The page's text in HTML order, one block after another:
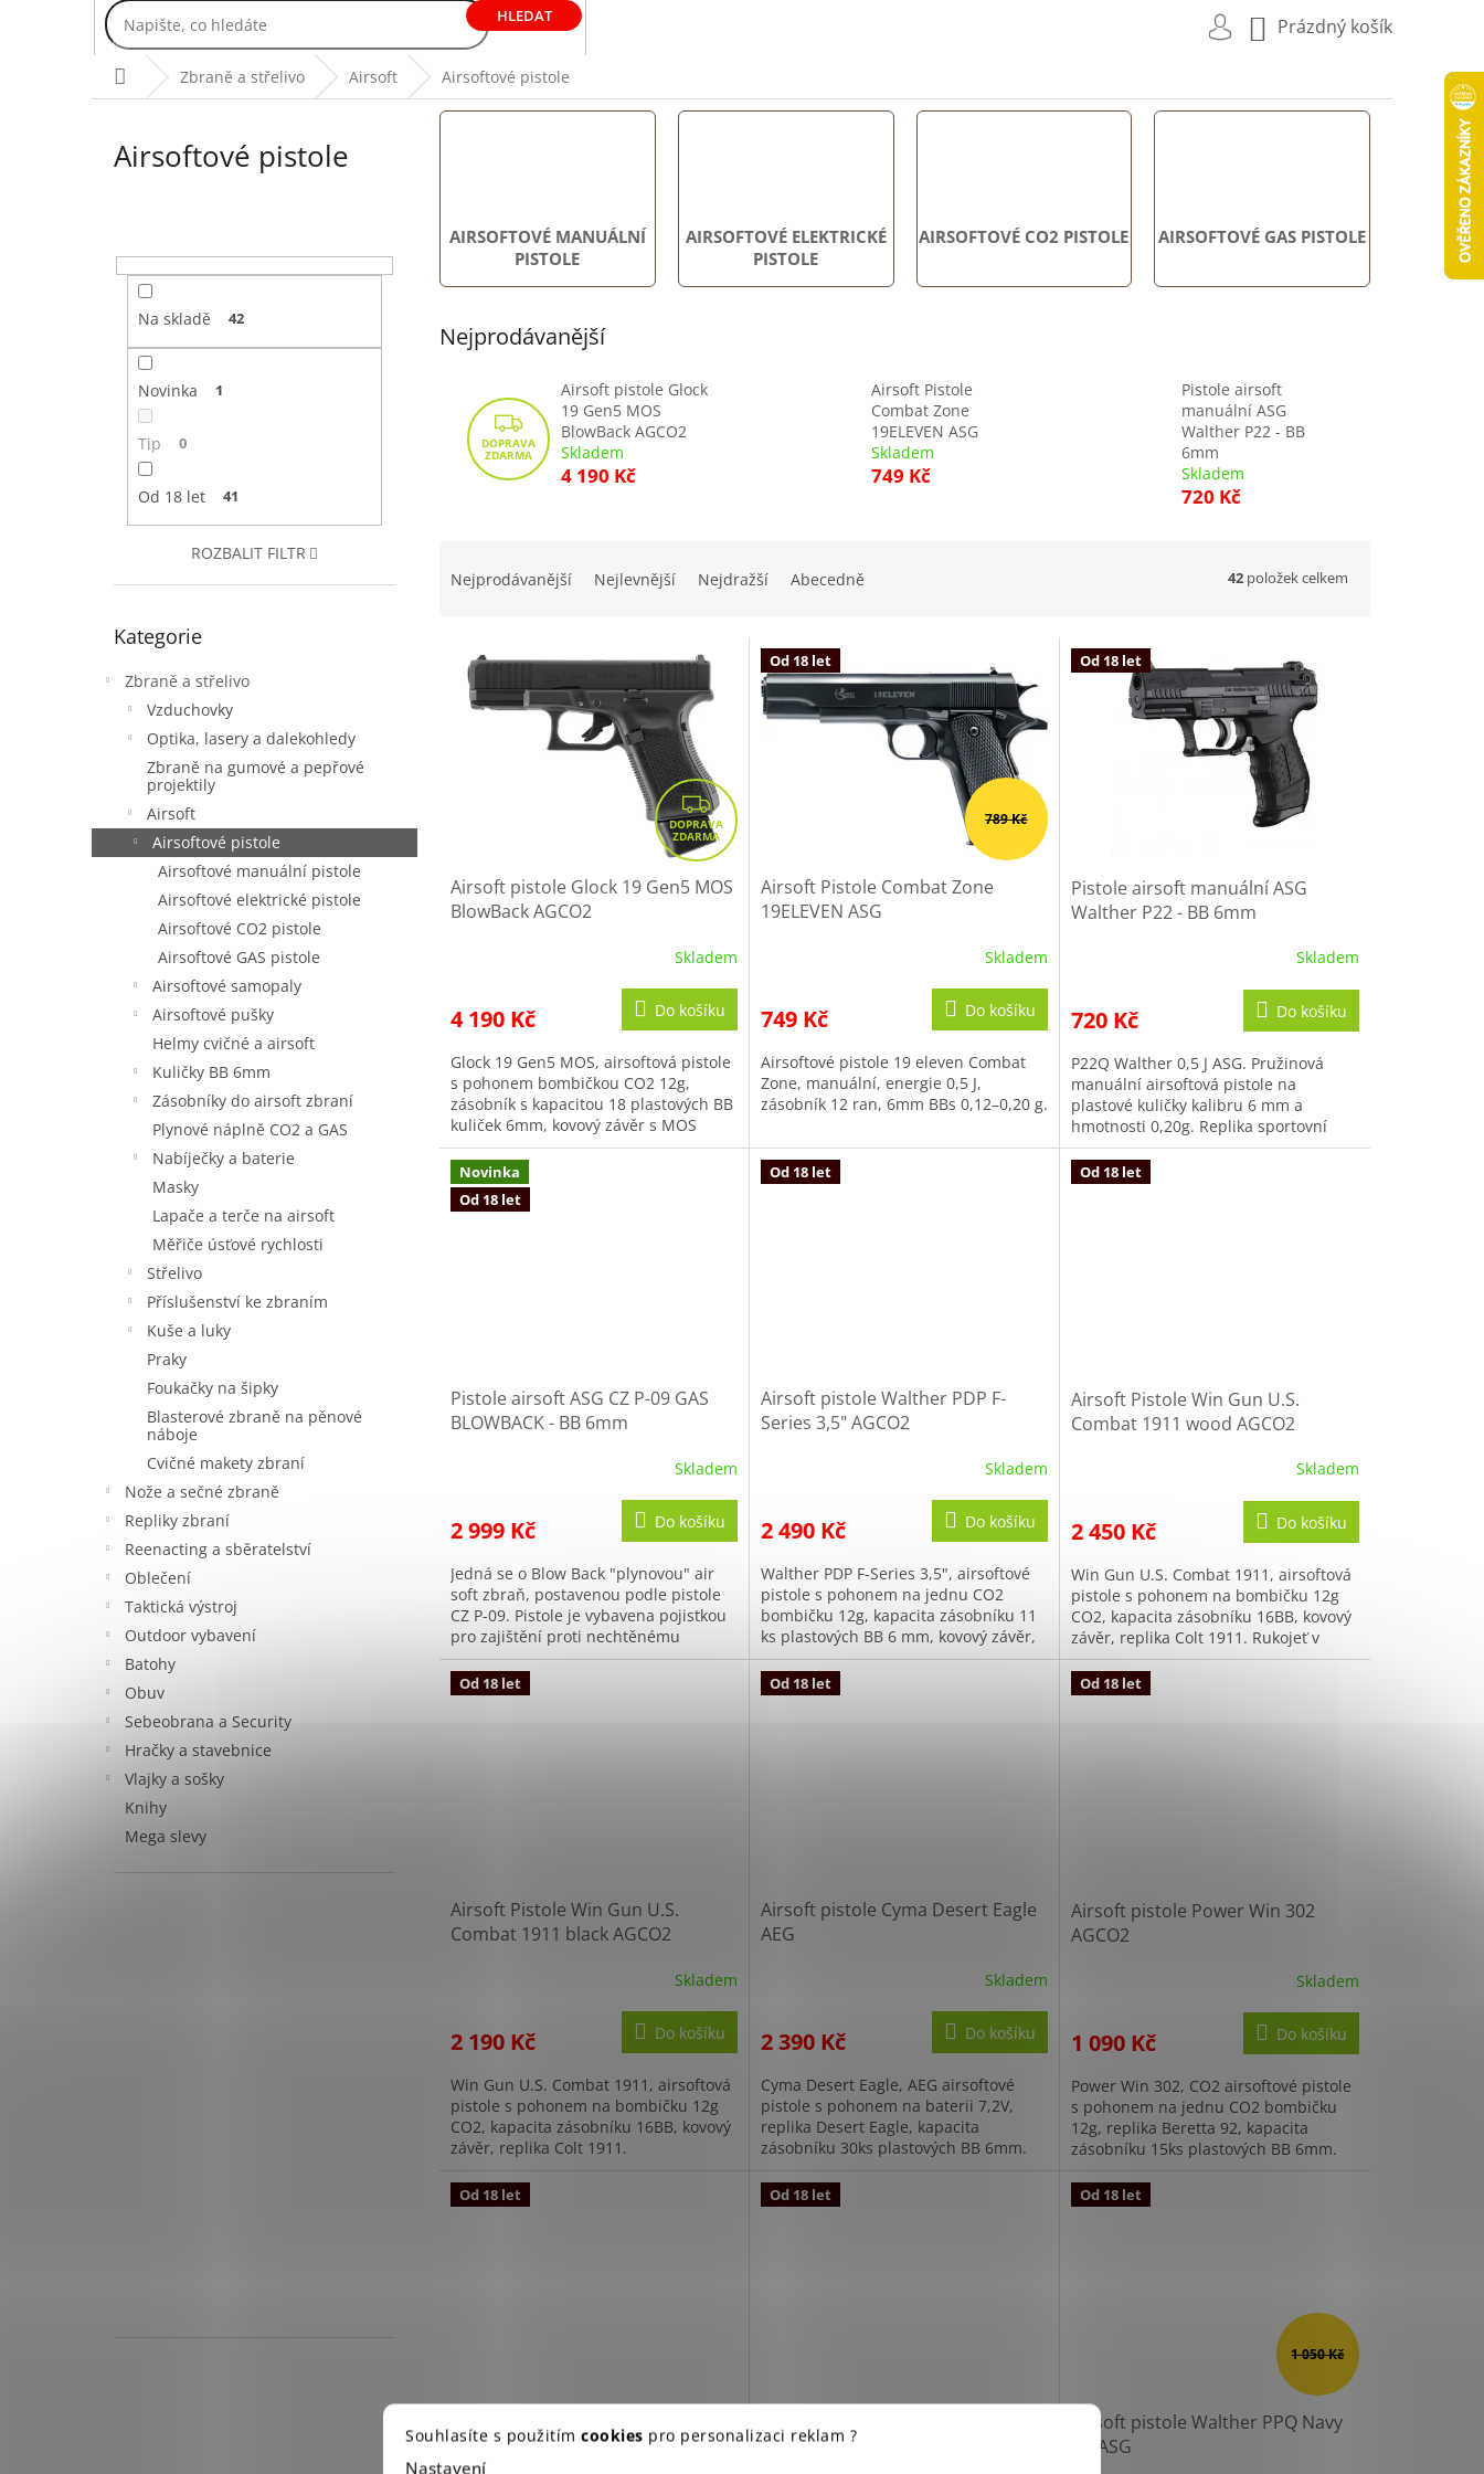
Souhlasíte s použitím cookies pro personalizaci reklam ?
Nastavení
HLEDAT
NÁKUPNÍ
Prázdný košík
Domů Zbraně a střelivo Airsoft Airsoftové pistole
Airsoftové pistole
Na skladě 42
Novinka 1
Tip 0
Od 18 let 41
ROZBALIT FILTR
kategorie
Kategorie
Zbraně a střelivo
Vzduchovky
Optika, lasery a dalekohledy
Zbraně na gumové a pepřové
projektily
Airsoft
Airsoftové pistole
Airsoftové manuální pistole
Airsoftové elektrické pistole
Airsoftové CO2 pistole
Airsoftové GAS pistole
Airsoftové samopaly
Airsoftové pušky
Helmy cvičné a airsoft
Kuličky BB 6mm
Zásobníky do airsoft zbraní
Plynové náplně CO2 a GAS
Nabíječky a baterie
Masky
Lapače a terče na airsoft
Měřiče úsťové rychlosti
Střelivo
Příslušenství ke zbraním
Kuše a luky
Praky
Foukačky na šipky
Blasterové zbraně na pěnové
náboje
Cvičné makety zbraní
Nože a sečné zbraně
Repliky zbraní
Reenacting a sběratelství
Oblečení
Taktická výstroj
Outdoor vybavení
Batohy
Obuv
Sebeobrana a Security
Hračky a stavebnice
Vlajky a sošky
Knihy
Mega slevy
AIRSOFTOVÉ MANUÁLNÍ
PISTOLE
AIRSOFTOVÉ ELEKTRICKÉ
PISTOLE
AIRSOFTOVÉ CO2 PISTOLE AIRSOFTOVÉ GAS PISTOLE
Nejprodávanější
Z
D
A
Airsoft pistole Glock
19 Gen5 MOS
BlowBack AGCO2
Skladem
4 190 Kč
Airsoft Pistole
Combat Zone
19ELEVEN ASG
Skladem
749 Kč
Pistole airsoft
manuální ASG
Walther P22 - BB
6mm
Skladem
720 Kč
Nejprodávanější Nejlevnější Nejdražší Abecedně 42 položek celkem
Z
D
A
R
Airsoft pistole Glock 19 Gen5 MOS
BlowBack AGCO2
Skladem
4 190 Kč Do košíku
Glock 19 Gen5 MOS, airsoftová pistole
s pohonem bombičkou CO2 12g,
zásobník s kapacitou 18 plastových BB
kuliček 6mm, kovový závěr s MOS
přípravou, polymerový...
Od 18 let
789 Kč
Airsoft Pistole Combat Zone
19ELEVEN ASG
je
z
5
hvězdiček.
Skladem
749 Kč Do košíku
Airsoftové pistole 19 eleven Combat
Zone, manuální, energie 0,5 J,
zásobník 12 ran, 6mm BBs 0,12–0,20 g.
Od 18 let
Pistole airsoft manuální ASG
Walther P22 - BB 6mm
Skladem
720 Kč Do košíku
P22Q Walther 0,5 J ASG. Pružinová
manuální airsoftová pistole na
plastové kuličky kalibru 6 mm a
hmotnosti 0,20g. Replika sportovní
pistole P22. Jedinečná svými tvary....
Novinka
Od 18 let
Pistole airsoft ASG CZ P-09 GAS
BLOWBACK - BB 6mm
Skladem
2 999 Kč Do košíku
Jedná se o Blow Back "plynovou" air
soft zbraň, postavenou podle pistole
CZ P-09. Pistole je vybavena pojistkou
pro zajištění proti nechtěnému
výstřelu. Prodejné od 18 let !!!...
Od 18 let
Airsoft pistole Walther PDP F-
Series 3,5" AGCO2
Skladem
2 490 Kč Do košíku
Walther PDP F-Series 3,5", airsoftové
pistole s pohonem na jednu CO2
bombičku 12g, kapacita zásobníku 11
ks plastových BB 6 mm, kovový závěr,
polymerové tělo, MOS příprava pro...
Od 18 let
Airsoft Pistole Win Gun U.S.
Combat 1911 wood AGCO2
Skladem
2 450 Kč Do košíku
Win Gun U.S. Combat 1911, airsoftová
pistole s pohonem na bombičku 12g
CO2, kapacita zásobníku 16BB, kovový
závěr, replika Colt 1911. Rukojeť v
imitaci dřeva.
Od 18 let
Airsoft Pistole Win Gun U.S.
Combat 1911 black AGCO2
Skladem
2 190 Kč Do košíku
Win Gun U.S. Combat 1911, airsoftová
pistole s pohonem na bombičku 12g
CO2, kapacita zásobníku 16BB, kovový
závěr, replika Colt 1911.
Od 18 let
Airsoft pistole Cyma Desert Eagle
AEG
Skladem
2 390 Kč Do košíku
Cyma Desert Eagle, AEG airsoftové
pistole s pohonem na baterii 7,2V,
replika Desert Eagle, kapacita
zásobníku 30ks plastových BB 6mm.
Od 18 let
Airsoft pistole Power Win 302
AGCO2
Skladem
1 090 Kč Do košíku
Power Win 302, CO2 airsoftové pistole
s pohonem na jednu CO2 bombičku
12g, replika Beretta 92, kapacita
zásobníku 15ks plastových BB 6mm.
Od 18 let
Compact 4" KIT ASG
Od 18 let
Compact CO2 - BB 6mm
Od 18 let
1 050 Kč
Airsoft pistole Walther PPQ Navy
Kit ASG